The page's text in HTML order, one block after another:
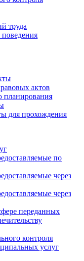
труда
актов
планирования
для прохождения
по
через
через
переданных
контроля
услуг